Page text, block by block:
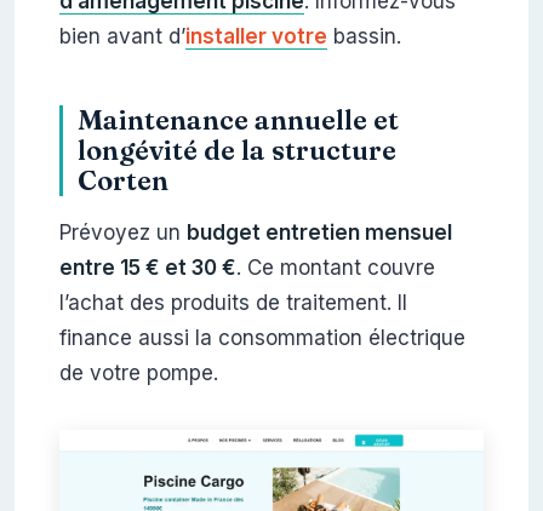
bien avant d’installer votre bassin.
Maintenance annuelle et
longévité de la structure
Corten
Prévoyez un budget entretien mensuel
entre 15 € et 30 €. Ce montant couvre
l’achat des produits de traitement. Il
finance aussi la consommation électrique
de votre pompe.